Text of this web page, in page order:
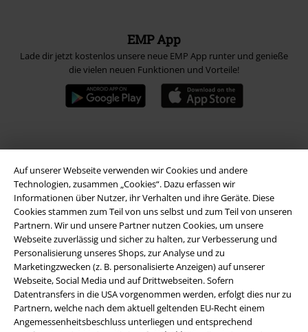
Auf unserer Webseite verwenden wir Cookies und andere
Technologien, zusammen „Cookies“. Dazu erfassen wir
Informationen über Nutzer, ihr Verhalten und ihre Geräte. Diese
Cookies stammen zum Teil von uns selbst und zum Teil von unseren
Partnern. Wir und unsere Partner nutzen Cookies, um unsere
Webseite zuverlässig und sicher zu halten, zur Verbesserung und
Personalisierung unseres Shops, zur Analyse und zu
Marketingzwecken (z. B. personalisierte Anzeigen) auf unserer
Webseite, Social Media und auf Drittwebseiten. Sofern
Datentransfers in die USA vorgenommen werden, erfolgt dies nur zu
Partnern, welche nach dem aktuell geltenden EU-Recht einem
Angemessenheitsbeschluss unterliegen und entsprechend
EMP App
Lade dir jetzt kostenlos unsere neue EMP App runter und genieße
die vielen neuen Funktionen und Vorteile!